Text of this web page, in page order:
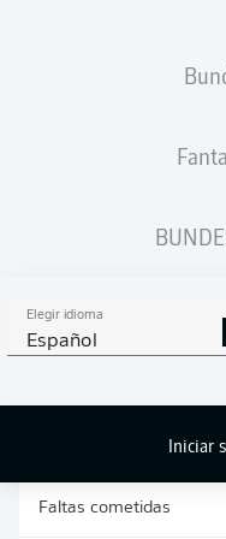
Elegir idioma
Español
Iniciar
Faltas cometidas